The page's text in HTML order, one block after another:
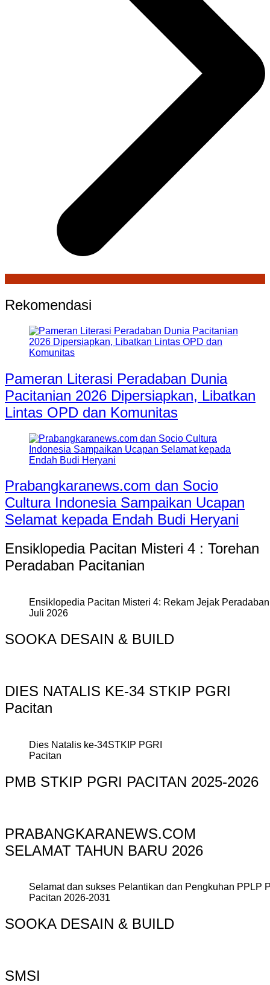
Rekomendasi
Pameran Literasi Peradaban Dunia
Pacitanian 2026 Dipersiapkan, Libatkan
Lintas OPD dan Komunitas
Prabangkaranews.com dan Socio
Cultura Indonesia Sampaikan Ucapan
Selamat kepada Endah Budi Heryani
Ensiklopedia Pacitan Misteri 4 : Torehan
Peradaban Pacitanian
Ensiklopedia Pacitan Misteri 4: Rekam Jejak
Juli 2026
SOOKA DESAIN & BUILD
DIES NATALIS KE-34 STKIP PGRI
Pacitan
Dies Natalis ke-34STKIP PGRI
Pacitan
PMB STKIP PGRI PACITAN 2025-2026
PRABANGKARANEWS.COM
SELAMAT TAHUN BARU 2026
Selamat dan sukses Pelantikan dan Pengkuhan PPLP
Pacitan 2026-2031
SOOKA DESAIN & BUILD
SMSI